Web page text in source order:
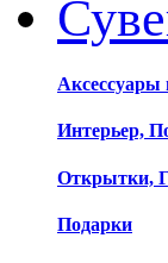
Аксессуары
Интерьер,
Открытки,
Подарки